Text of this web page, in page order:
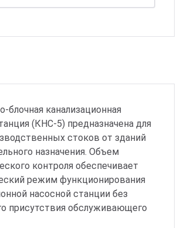
блочная канализационная
(КНС-5) предназначена для
стоков от зданий
назначения. Объем
контроля обеспечивает
режим функционирования
насосной станции без
присутствия обслуживающего